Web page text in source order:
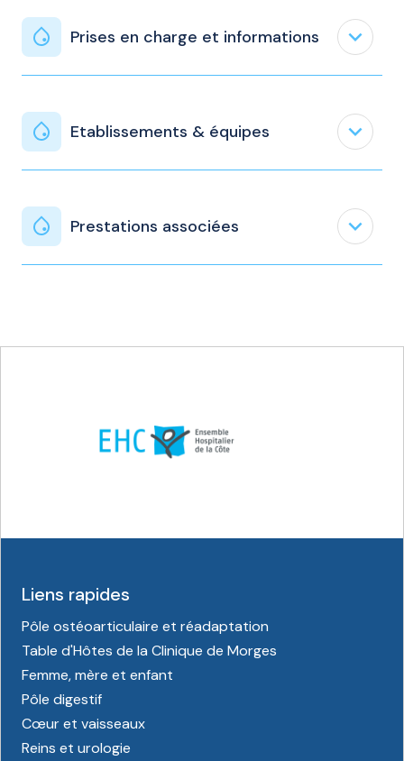
Prises en charge et informations expand_less
Etablissements & équipes expand_less
Prestations associées expand_less
Liens rapides
Pôle ostéoarticulaire et réadaptation
Table d'Hôtes de la Clinique de Morges
Femme, mère et enfant
Pôle digestif
Cœur et vaisseaux
Reins et urologie